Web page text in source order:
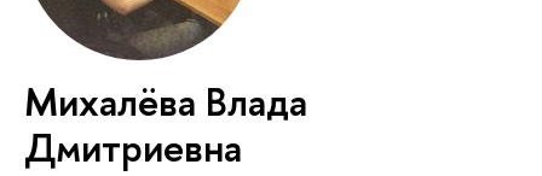
Михалёва Влада
Дмитриевна